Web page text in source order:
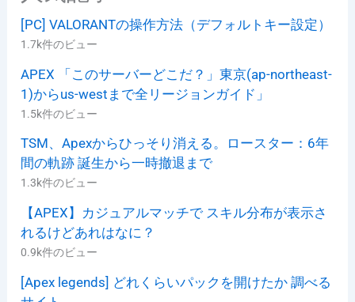
[PC] VALORANTの操作方法（デフォルトキー設定）
1.7k件のビュー
APEX 「このサーバーどこだ？」東京(ap-northeast-
1)からus-westまで全リージョンガイド」
1.5k件のビュー
TSM、Apexからひっそり消える。ロースター：6年
間の軌跡 誕生から一時撤退まで
1.3k件のビュー
【APEX】カジュアルマッチで スキル分布が表示さ
れるけどあれはなに？
0.9k件のビュー
[Apex legends] どれくらいパックを開けたか 調べる